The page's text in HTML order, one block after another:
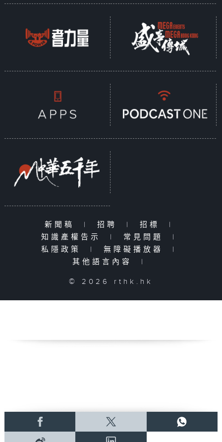
新聞稿 | 招聘 | 招標
|
知識產權告示
| 常見問題
|
私隱政策
| 無障礙播放器
|
其他語言內容
|
© 2026 rthk.hk